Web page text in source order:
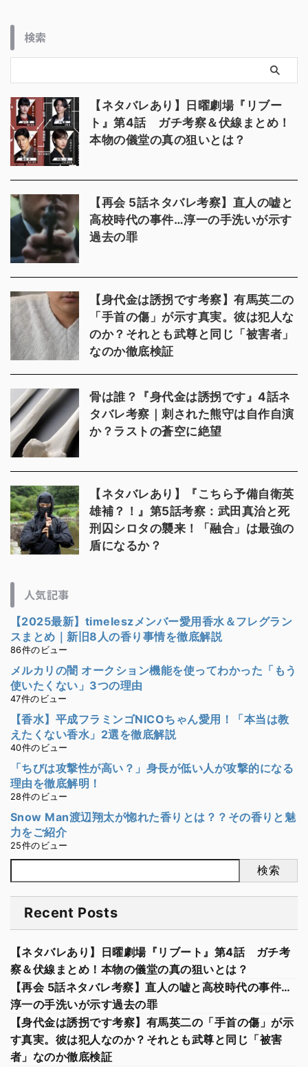
検索
【ネタバレあり】日曜劇場『リブー
ト』第4話 ガチ考察＆伏線まとめ！
本物の儀堂の真の狙いとは？
【再会 5話ネタバレ考察】直人の嘘と
高校時代の事件…淳一の手洗いが示す
過去の罪
【身代金は誘拐です考察】有馬英二の
「手首の傷」が示す真実。彼は犯人な
のか？それとも武尊と同じ「被害者」
なのか徹底検証
骨は誰？『身代金は誘拐です』4話ネ
タバレ考察｜刺された熊守は自作自演
か？ラストの蒼空に絶望
【ネタバレあり】『こちら予備自衛英
雄補？！』第5話考察：武田真治と死
刑囚シロタの襲来！「融合」は最強の
盾になるか？
人気記事
【2025最新】timeleszメンバー愛用香水＆フレグラン
スまとめ｜新旧8人の香り事情を徹底解説
86件のビュー
メルカリの闇 オークション機能を使ってわかった「もう
使いたくない」3つの理由
47件のビュー
【香水】平成フラミンゴNICOちゃん愛用！「本当は教
えたくない香水」2選を徹底解説
40件のビュー
「ちびは攻撃性が高い？」身長が低い人が攻撃的になる
理由を徹底解明！
28件のビュー
Snow Man渡辺翔太が惚れた香りとは？？その香りと魅
力をご紹介
25件のビュー
検索
Recent Posts
【ネタバレあり】日曜劇場『リブート』第4話 ガチ考
察＆伏線まとめ！本物の儀堂の真の狙いとは？
【再会 5話ネタバレ考察】直人の嘘と高校時代の事件…
淳一の手洗いが示す過去の罪
【身代金は誘拐です考察】有馬英二の「手首の傷」が示
す真実。彼は犯人なのか？それとも武尊と同じ「被害
者」なのか徹底検証